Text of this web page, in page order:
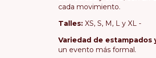
cada movimiento.
Talles: XS, S, M, L y XL -
Variedad de estampados
un evento más formal.